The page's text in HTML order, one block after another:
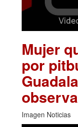
Mujer
por
Imagen Noticias